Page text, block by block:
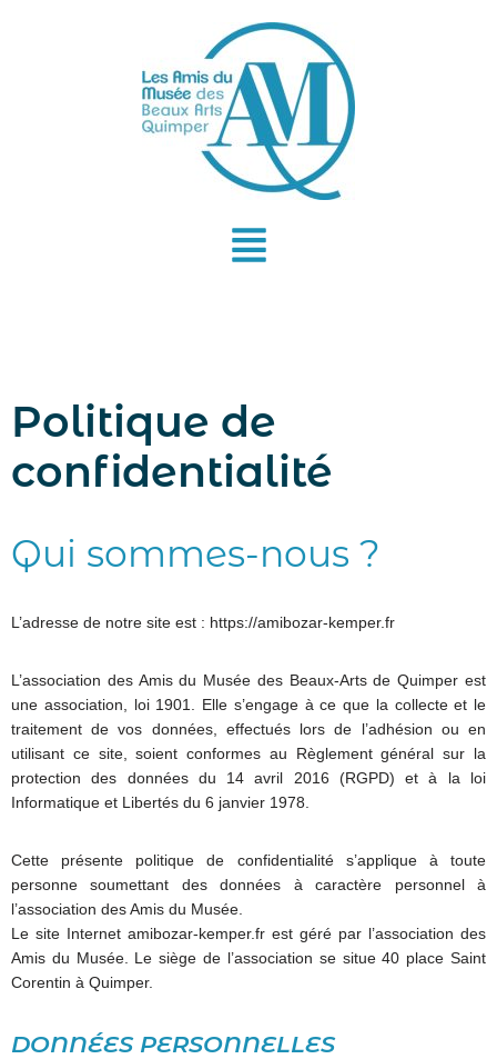
Politique de
confidentialité
Qui sommes-nous ?
L’adresse de notre site est : https://amibozar-kemper.fr
L’association des Amis du Musée des Beaux-Arts de Quimper est
une association, loi 1901. Elle s’engage à ce que la collecte et le
traitement de vos données, effectués lors de l’adhésion ou en
utilisant ce site, soient conformes au Règlement général sur la
protection des données du 14 avril 2016 (RGPD) et à la loi
Informatique et Libertés du 6 janvier 1978.
Cette présente politique de confidentialité s’applique à toute
personne soumettant des données à caractère personnel à
l’association des Amis du Musée.
Le site Internet amibozar-kemper.fr est géré par l’association des
Amis du Musée. Le siège de l’association se situe 40 place Saint
Corentin à Quimper.
DONNÉES PERSONNELLES